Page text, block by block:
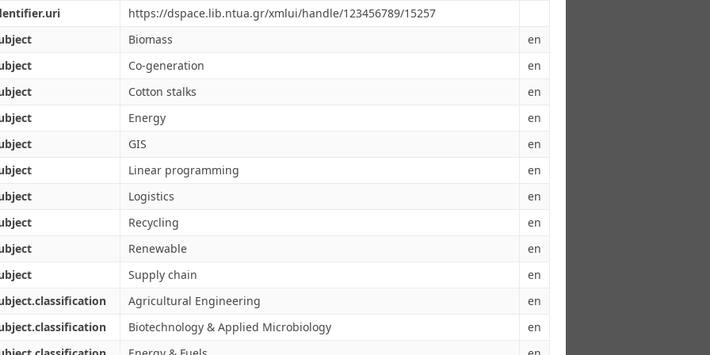
https://dspace.lib.ntua.gr/xmlui/handle/123456789/15257
Biomass
en
Co-generation
en
Cotton stalks
en
Energy
en
GIS
en
Linear programming
en
Logistics
en
Recycling
en
Renewable
en
Supply chain
en
Agricultural Engineering
en
Biotechnology & Applied Microbiology
en